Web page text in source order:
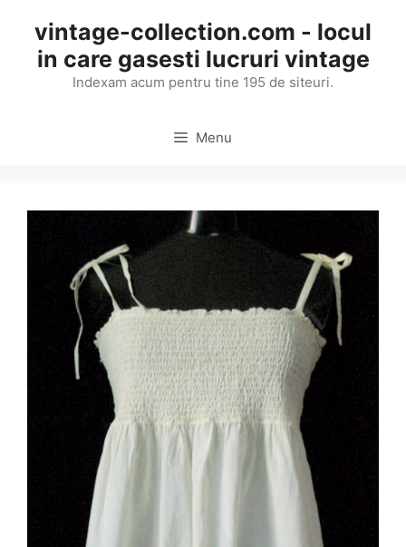
content
vintage-collection.com - locul
in care gasesti lucruri vintage
Indexam acum pentru tine 195 de siteuri.
Menu